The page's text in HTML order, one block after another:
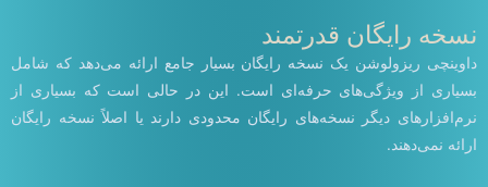
نسخه رایگان قدرتمند
داوینچی ریزولوشن یک نسخه رایگان بسیار جامع ارائه می‌دهد که شامل
بسیاری از ویژگی‌های حرفه‌ای است. این در حالی است که بسیاری از
نرم‌افزارهای دیگر نسخه‌های رایگان محدودی دارند یا اصلاً نسخه رایگان
ارائه نمی‌دهند.